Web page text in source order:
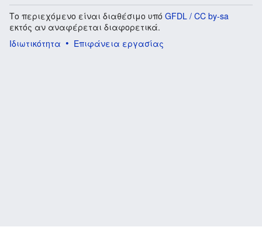
Το περιεχόμενο είναι διαθέσιμο υπό GFDL / CC by-sa
εκτός αν αναφέρεται διαφορετικά.
Ιδιωτικότητα
Επιφάνεια εργασίας